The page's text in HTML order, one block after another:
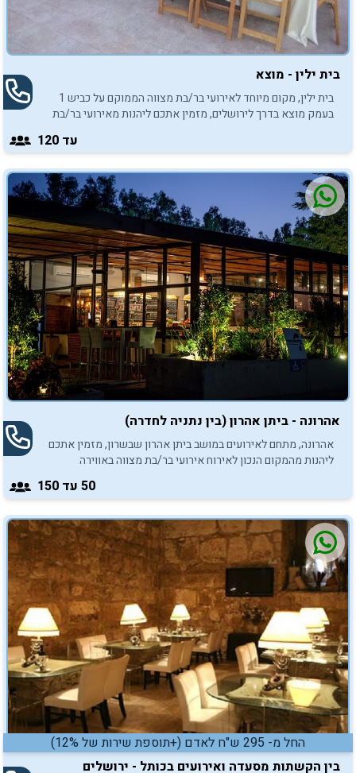
בית ילין - מוצא
בית ילין, מקום מיוחד לאירועי בר/בת מצווה הממוקם על כביש 1
בעמק מוצא בדרך לירושלים, מזמין אתכם ליהנות מאירועי בר/בת
עד 120
אהרונה - ביתן אהרון (בין נתניה לחדרה)
אהרונה, מתחם לאירועים במושב ביתן אהרון שבשרון, מזמין אתכם
ליהנות מהמקום הנכון לאירוח אירועי בר/בת מצווה באווירה
50 עד 150
החל מ- 295 ש"ח לאדם (+תוספת שירות של 12%)
בין הקשתות מסעדה ואירועים בכותל - ירושלים